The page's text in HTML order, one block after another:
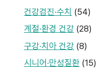
건강검진·수치 (54)
계절·환경 건강 (28)
구강·치아 건강 (8)
시니어·만성질환 (15)